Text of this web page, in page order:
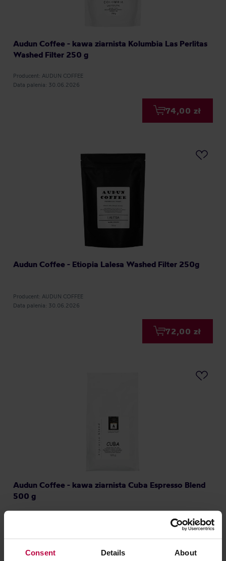
Consent Details About
Audun Coffee - kawa ziarnista Kolumbia Las Perlitas
Washed Filter 250 g
Producent: AUDUN COFFEE
Data palenia: 30.06.2026
74,00 zł
Audun Coffee - Etiopia Lalesa Washed Filter 250g
Producent: AUDUN COFFEE
Data palenia: 30.06.2026
72,00 zł
Audun Coffee - kawa ziarnista Cuba Espresso Blend
500 g
87,00 zł